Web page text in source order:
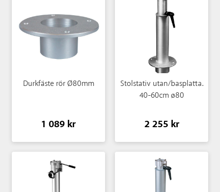
Durkfäste rör Ø80mm
1 089 kr
Stolstativ utan/basplatta.
40-60cm ø80
2 255 kr